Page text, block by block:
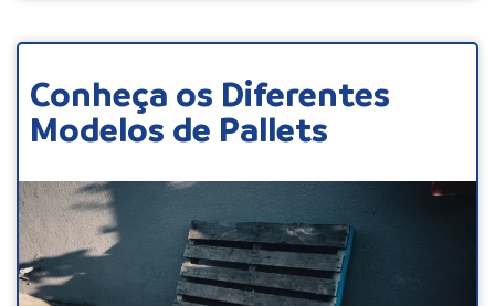
Conheça os Diferentes
Modelos de Pallets